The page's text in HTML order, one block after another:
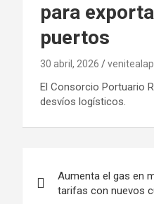
para
puertos
30 abril, 2026
El Consorcio Portuario
desvíos logísticos.
de
Aumenta el gas en
tarifas con nuevos